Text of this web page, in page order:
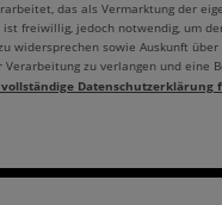
das als Vermarktung der
ist freiwillig, jedoch notwendig, um
widersprechen sowie Auskunft
Verarbeitung zu verlangen und eine
vollständige